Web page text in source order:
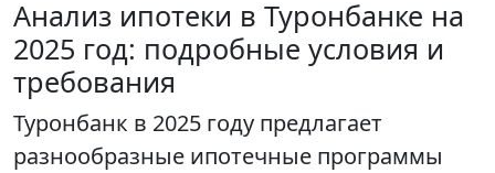
Анализ ипотеки в Туронбанке на
2025 год: подробные условия и
требования
Туронбанк в 2025 году предлагает
разнообразные ипотечные программы